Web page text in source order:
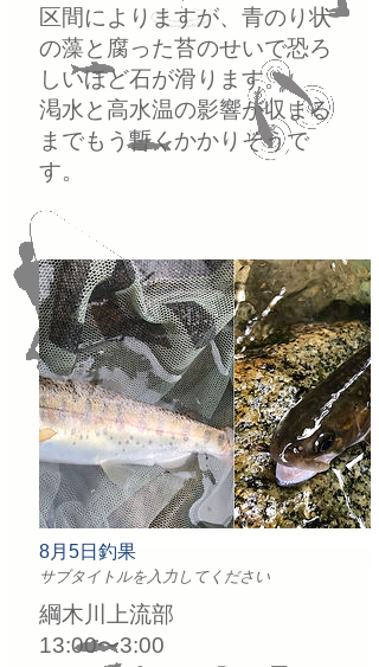
区間によりますが、青のり状
の藻と腐った苔のせいで恐ろ
しいほど石が滑ります。
渇水と高水温の影響が収まる
までもう暫くかかりそうで
す。
8月5日釣果
サブタイトルを入力してください
綱木川上流部
13:00〜3:00